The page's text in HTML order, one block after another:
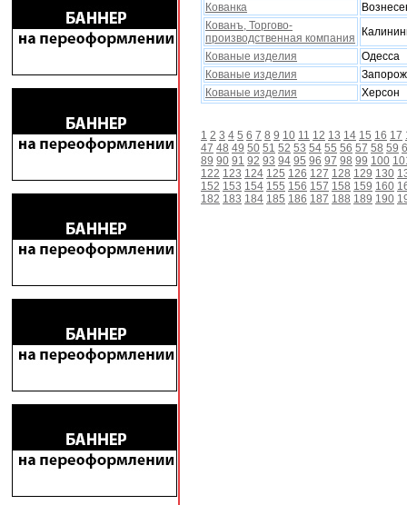
Кованка
Кованъ, Торгово-
производственная компания
Кованые изделия
Одесса
Кованые изделия
Кованые изделия
Xерсон
1 2 3 4 5 6 7 8 9 10 11 12 13 14 15 16 17
47 48 49 50 51 52 53 54 55 56 57 58 59
89 90 91 92 93 94 95 96 97 98 99 100
122 123 124 125 126 127 128 129 130
152 153 154 155 156 157 158 159 160
182 183 184 185 186 187 188 189 190